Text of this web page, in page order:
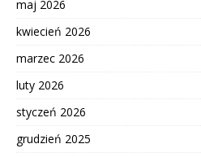
maj 2026
kwiecień 2026
marzec 2026
luty 2026
styczeń 2026
grudzień 2025